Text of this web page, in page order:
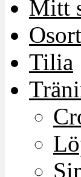
Mitt
Tilia